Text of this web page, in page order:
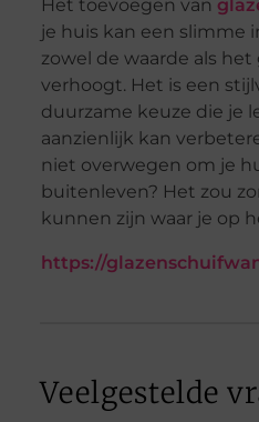
Het toevoegen van
je huis kan een slimme
zowel de waarde als
verhoogt. Het is een
duurzame keuze die je
aanzienlijk kan
niet overwegen om je
buitenleven? Het zou
kunnen zijn waar je op
https://
Veelgestelde